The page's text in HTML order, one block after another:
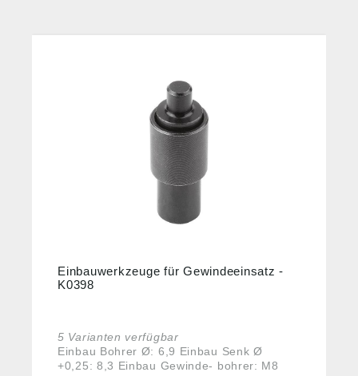
Einbauwerkzeuge für Gewindeeinsatz -
K0398
5 Varianten verfügbar
Einbau Bohrer Ø: 6,9 Einbau Senk Ø
+0,25: 8,3 Einbau Gewinde- bohrer: M8